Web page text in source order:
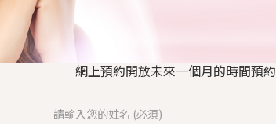
網上預約開放未來一個月的時間預約